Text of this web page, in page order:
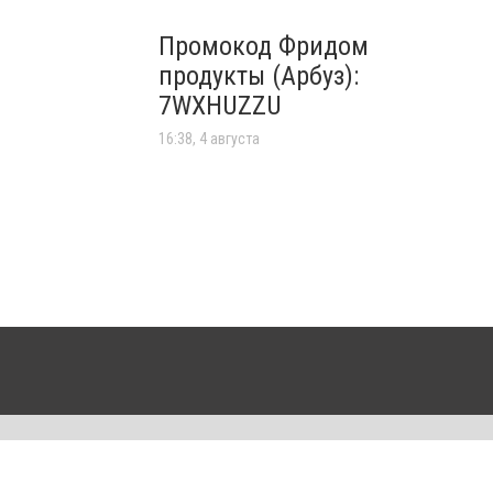
Промокод Фридом
продукты (Арбуз):
7WXHUZZU
16:38, 4 августа